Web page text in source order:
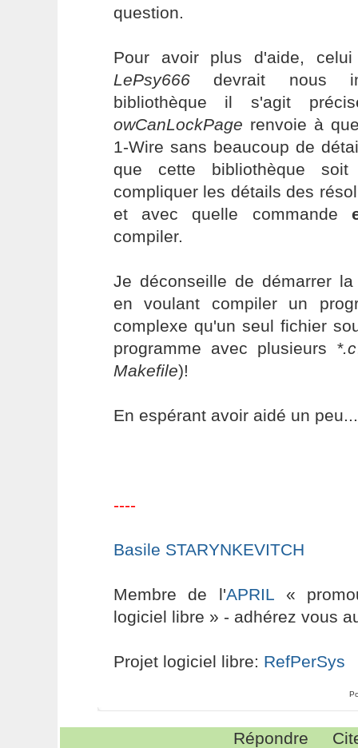
question.
Pour avoir plus d'aide,
LePsy666devrait nous
bibliothèque il s'agit
owCanLockPage renvoie à
1-Wire sans beaucoup de
que cette bibliothèque
compliquer les détails des
et avec quelle commande
compiler.
Je déconseille de démarrer
en voulant compiler un
complexe qu'un seul fichier
programme avec plusieurs *.c
Makefile)!
En espérant avoir aidé un
----
Basile STARYNKEVITCH
Membre de l'APRIL «
logiciel libre » - adhérez vous
Projet logiciel libre: RefPerSys
Répondre